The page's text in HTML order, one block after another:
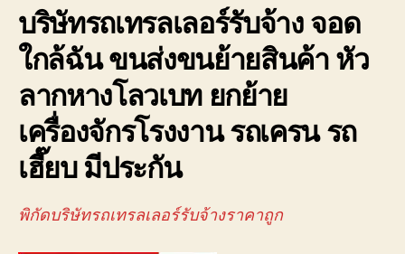
บริษัทรถเทรลเลอร์รับจ้าง จอด
ใกล้ฉัน ขนส่งขนย้ายสินค้า หัว
ลากหางโลวเบท ยกย้าย
เครื่องจักรโรงงาน รถเครน รถ
เฮี๊ยบ มีประกัน
พิกัดบริษัทรถเทรลเลอร์รับจ้างราคาถูก